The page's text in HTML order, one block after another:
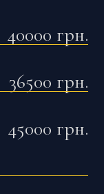
40000 грн.
36500 грн.
45000 грн.